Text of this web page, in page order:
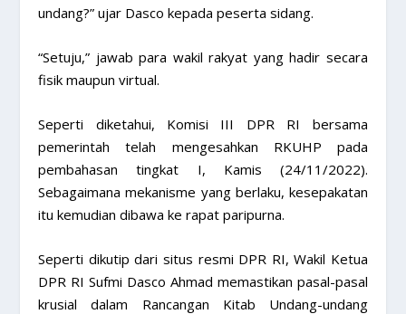
undang?” ujar Dasco kepada peserta sidang.
“Setuju,” jawab para wakil rakyat yang hadir secara
fisik maupun virtual.
Seperti diketahui, Komisi III DPR RI bersama
pemerintah telah mengesahkan RKUHP pada
pembahasan tingkat I, Kamis (24/11/2022).
Sebagaimana mekanisme yang berlaku, kesepakatan
itu kemudian dibawa ke rapat paripurna.
Seperti dikutip dari situs resmi DPR RI, Wakil Ketua
DPR RI Sufmi Dasco Ahmad memastikan pasal-pasal
krusial dalam Rancangan Kitab Undang-undang